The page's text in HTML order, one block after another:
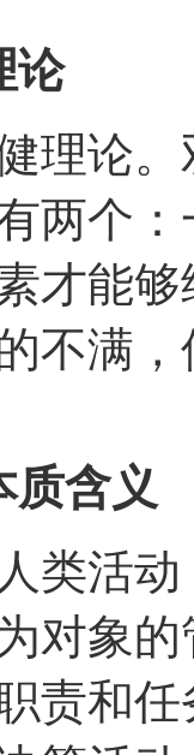
论
论。
两个
才能
不满
质含义
活动
对象
责和